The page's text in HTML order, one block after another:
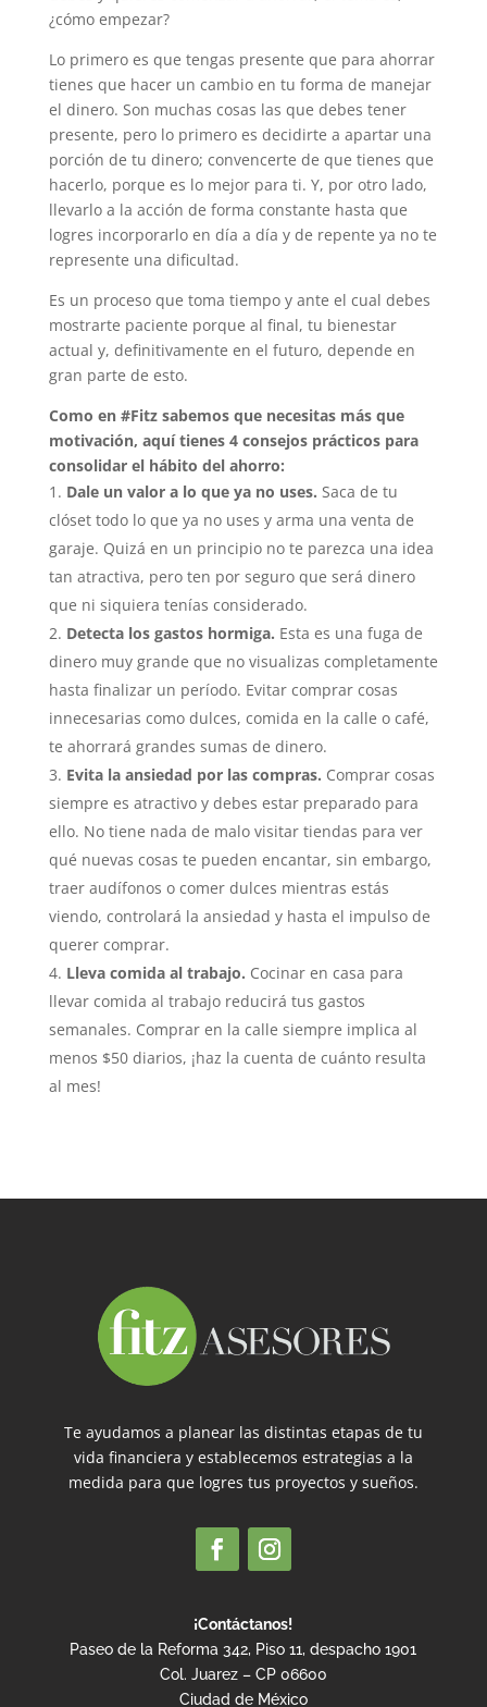
¿cómo empezar?
Lo primero es que tengas presente que para ahorrar
tienes que hacer un cambio en tu forma de manejar
el dinero. Son muchas cosas las que debes tener
presente, pero lo primero es decidirte a apartar una
porción de tu dinero; convencerte de que tienes que
hacerlo, porque es lo mejor para ti. Y, por otro lado,
llevarlo a la acción de forma constante hasta que
logres incorporarlo en día a día y de repente ya no te
represente una dificultad.
Es un proceso que toma tiempo y ante el cual debes
mostrarte paciente porque al final, tu bienestar
actual y, definitivamente en el futuro, depende en
gran parte de esto.
Como en #Fitz sabemos que necesitas más que
motivación, aquí tienes 4 consejos prácticos para
consolidar el hábito del ahorro:
Dale un valor a lo que ya no uses. Saca de tu
clóset todo lo que ya no uses y arma una venta de
garaje. Quizá en un principio no te parezca una idea
tan atractiva, pero ten por seguro que será dinero
que ni siquiera tenías considerado.
Detecta los gastos hormiga. Esta es una fuga de
dinero muy grande que no visualizas completamente
hasta finalizar un período. Evitar comprar cosas
innecesarias como dulces, comida en la calle o café,
te ahorrará grandes sumas de dinero.
Evita la ansiedad por las compras. Comprar cosas
siempre es atractivo y debes estar preparado para
ello. No tiene nada de malo visitar tiendas para ver
qué nuevas cosas te pueden encantar, sin embargo,
traer audífonos o comer dulces mientras estás
viendo, controlará la ansiedad y hasta el impulso de
querer comprar.
Lleva comida al trabajo. Cocinar en casa para
llevar comida al trabajo reducirá tus gastos
semanales. Comprar en la calle siempre implica al
menos $50 diarios, ¡haz la cuenta de cuánto resulta
al mes!
Te ayudamos a planear las distintas etapas de tu
vida financiera y establecemos estrategias a la
medida para que logres tus proyectos y sueños.
¡Contáctanos!
Paseo de la Reforma 342, Piso 11, despacho 1901
Col. Juarez – CP 06600
Ciudad de México